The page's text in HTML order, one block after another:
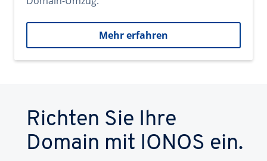
Mehr erfahren
Richten Sie Ihre
Domain mit IONOS ein.